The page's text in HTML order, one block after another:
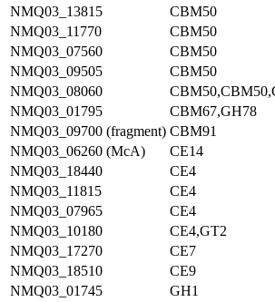
NMQ03_13815
CBM50
NMQ03_11770
CBM50
NMQ03_07560
CBM50
NMQ03_09505
CBM50
NMQ03_08060
NMQ03_01795
CBM67,GH78
NMQ03_09700 (fragment) CBM91
NMQ03_06260 (McA)
CE14
NMQ03_18440
CE4
NMQ03_11815
CE4
NMQ03_07965
CE4
NMQ03_10180
CE4,GT2
NMQ03_17270
CE7
NMQ03_18510
CE9
NMQ03_01745
GH1